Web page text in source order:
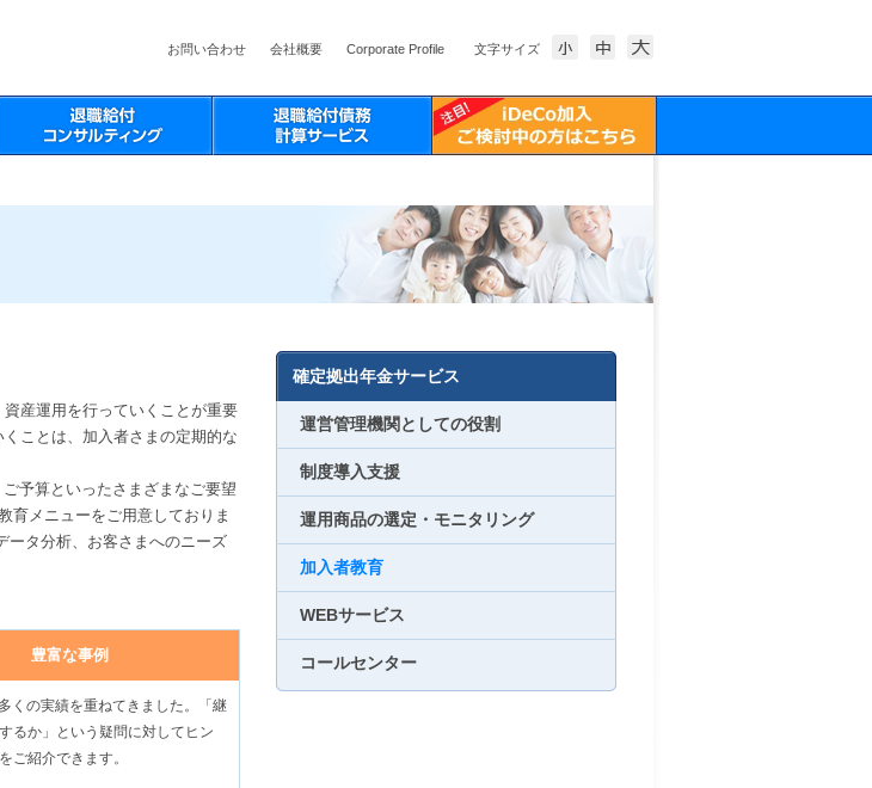
お問い合わせ 会社概要 Corporate Profile 文字サイズ
産運用を行っていくことが重要
ことは、加入者さまの定期的な
予算といったさまざまなご要望
育メニューをご用意しておりま
ータ分析、お客さまへのニーズ
豊富な事例
くの実績を重ねてきました。「継
るか」という疑問に対してヒン
ご紹介できます。
確定拠出年金サービス
運営管理機関としての役割
制度導入支援
運用商品の選定・モニタリング
加入者教育
WEBサービス
コールセンター